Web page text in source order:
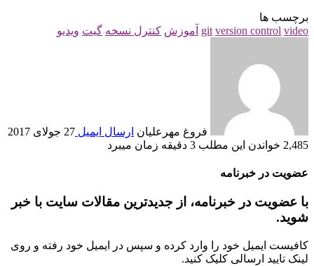
برچسب ها
git version control video آموزش کنترل نسخه گیت ویدیو
فروغ مهرعلیان ارسال ایمیل 27 جولای 2017
2,485 خواندن این مطلب 3 دقیقه زمان می‎برد
عضویت در خبرنامه
با عضویت در خبرنامه، از جدیدترین مقالات سایت با خبر
شوید.
کافیست ایمیل خود را وارد کرده و سپس در ایمیل خود رفته و روی
لینک تایید ارسالی کلیک کنید.